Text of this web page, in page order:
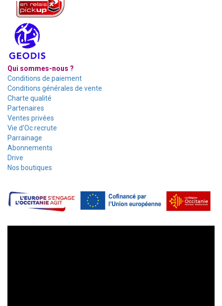
Qui sommes-nous ?
Conditions de paiement
Conditions générales de vente
Charte qualité
Partenaires
Ventes privées
Vie d'Oc recrute
Parrainage
Abonnements
Drive
Nos boutiques